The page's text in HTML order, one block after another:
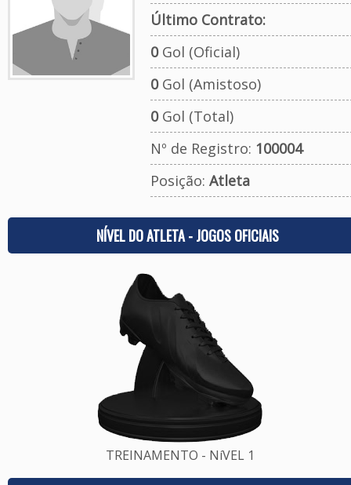
Último Contrato:
0Gol (Oficial)
0Gol (Amistoso)
0Gol (Total)
Nº de Registro: 100004
Posição: Atleta
NÍVEL DO ATLETA - JOGOS OFICIAIS
TREINAMENTO - NíVEL 1